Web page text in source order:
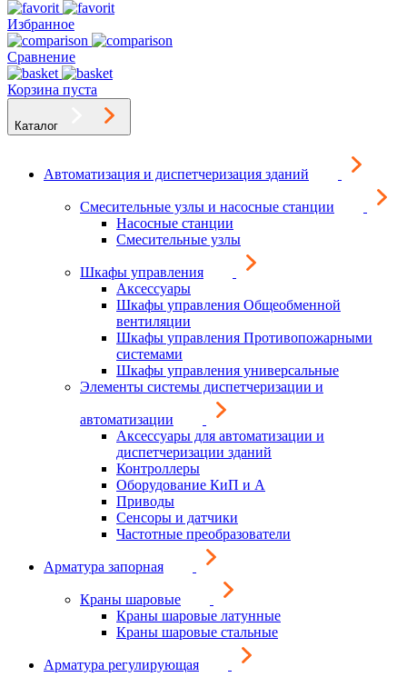
Избранное
Сравнение
Корзина пуста
Каталог
Автоматизация и диспетчеризация зданий
Смесительные узлы и насосные станции
Насосные станции
Смесительные узлы
Шкафы управления
Аксессуары
Шкафы управления Общеобменной
вентиляции
Шкафы управления Противопожарными
системами
Шкафы управления универсальные
Элементы системы диспетчеризации и
автоматизации
Аксессуары для автоматизации и
диспетчеризации зданий
Контроллеры
Оборудование КиП и А
Приводы
Сенсоры и датчики
Частотные преобразователи
Арматура запорная
Краны шаровые
Краны шаровые латунные
Краны шаровые стальные
Арматура регулирующая